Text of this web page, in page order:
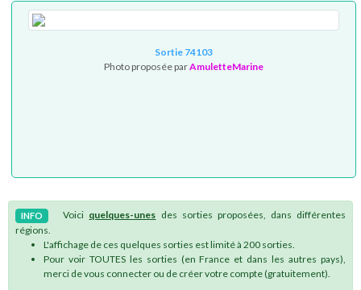
Sortie 74103
Photo proposée parAmuletteMarine
INFO Voici quelques-unes des sorties proposées, dans différentes
régions.
L'affichage de ces quelques sorties est limité à 200 sorties.
Pour voir TOUTES les sorties (en France et dans les autres pays),
merci de vous connecter ou de créer votre compte (gratuitement).